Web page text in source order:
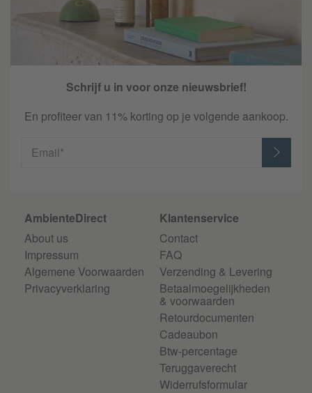
Schrijf u in voor onze nieuwsbrief!
En profiteer van 11% korting op je volgende aankoop.
Email*
AmbienteDirect
About us
Impressum
Algemene Voorwaarden
Privacyverklaring
Klantenservice
Contact
FAQ
Verzending & Levering
Betaalmoegelijkheden
& voorwaarden
Retourdocumenten
Cadeaubon
Btw-percentage
Teruggaverecht
Widerrufsformular